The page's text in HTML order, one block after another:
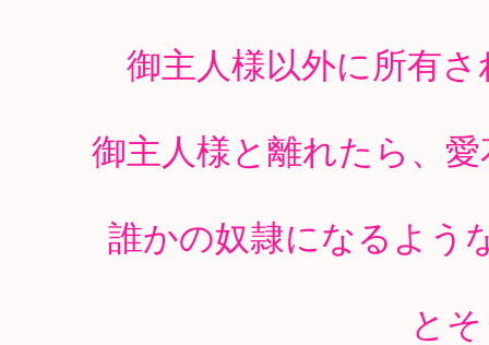
御主人様以外に所有
御主人様と離れたら、
誰かの奴隷になるよう
と